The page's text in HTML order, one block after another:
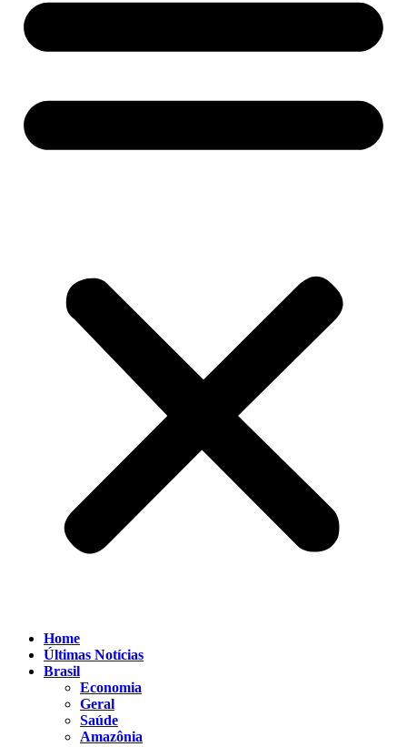
Home
Últimas Notícias
Brasil
Economia
Geral
Saúde
Amazônia